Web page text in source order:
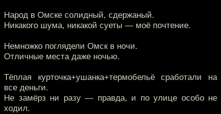
Народ в Омске солидный, сдержаный.
Никакого шума, никакой суеты — моё почтение.
Немножко поглядели Омск в ночи.
Отличные места даже ночью.
Тёплая курточка+ушанка+термобельё сработали на
все деньги.
Не замёрз ни разу — правда, и по улице особо не
ходил.